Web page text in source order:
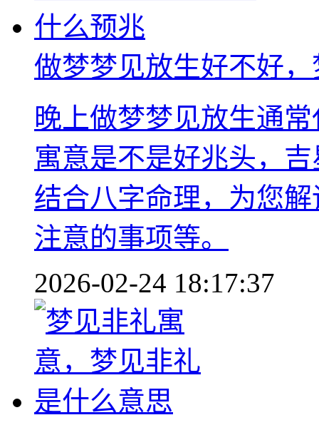
做梦梦见放生好不好
晚上做梦梦见放生通
寓意是不是好兆头，
结合八字命理，为您
注意的事项等。
2026-02-24 18:17:37